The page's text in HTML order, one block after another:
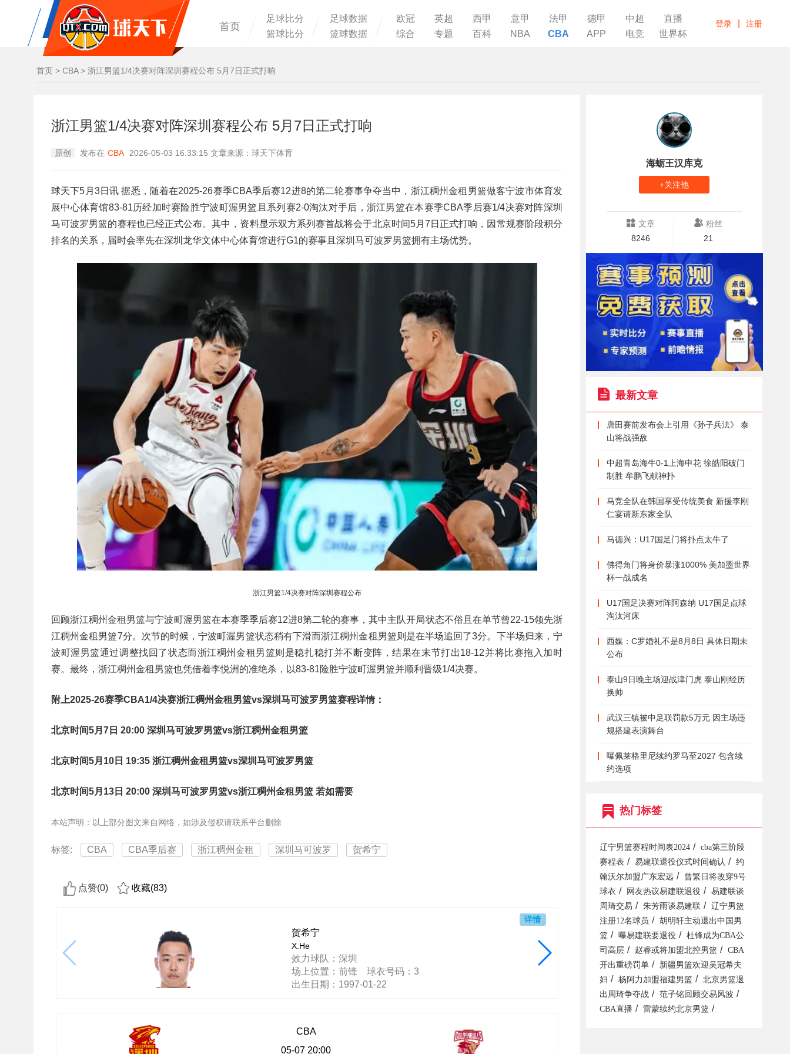
首页
足球比分
篮球比分
足球数据
篮球数据
欧冠 英超 西甲 意甲 法甲 德甲 中超
直播
综合
专题 百科 NBA CBA APP 电竞 世界杯
登录 注册
首页 > CBA> 浙江男篮1/4决赛对阵深圳赛程公布 5月7日正式打响
浙江男篮1/4决赛对阵深圳赛程公布 5月7日正式打响
原创 发布在 CBA 2026-05-03 16:33:15 文章来源：球天下体育
球天下5月3日讯 据悉，随着在2025-26赛季CBA季后赛12进8的第二轮赛事争夺当中，浙江稠州金租男篮做客宁波市体育发
展中心体育馆83-81历经加时赛险胜宁波町渥男篮且系列赛2-0淘汰对手后，浙江男篮在本赛季CBA季后赛1/4决赛对阵深圳
马可波罗男篮的赛程也已经正式公布。其中，资料显示双方系列赛首战将会于北京时间5月7日正式打响，因常规赛阶段积分
排名的关系，届时会率先在深圳龙华文体中心体育馆进行G1的赛事且深圳马可波罗男篮拥有主场优势。
浙江男篮1/4决赛对阵深圳赛程公布
回顾浙江稠州金租男篮与宁波町渥男篮在本赛季季后赛12进8第二轮的赛事，其中主队开局状态不俗且在单节曾22-15领先浙
江稠州金租男篮7分。次节的时候，宁波町渥男篮状态稍有下滑而浙江稠州金租男篮则是在半场追回了3分。下半场归来，宁
波町渥男篮通过调整找回了状态而浙江稠州金租男篮则是稳扎稳打并不断变阵，结果在末节打出18-12并将比赛拖入加时
赛。最终，浙江稠州金租男篮也凭借着李悦洲的准绝杀，以83-81险胜宁波町渥男篮并顺利晋级1/4决赛。
附上2025-26赛季CBA1/4决赛浙江稠州金租男篮vs深圳马可波罗男篮赛程详情：
北京时间5月7日 20:00 深圳马可波罗男篮vs浙江稠州金租男篮
北京时间5月10日 19:35 浙江稠州金租男篮vs深圳马可波罗男篮
北京时间5月13日 20:00 深圳马可波罗男篮vs浙江稠州金租男篮 若如需要
本站声明：以上部分图文来自网络，如涉及侵权请联系平台删除
标签: CBA CBA季后赛 浙江稠州金租 深圳马可波罗 贺希宁
点赞(0) 收藏(83)
详情
贺希宁
X.He
效力球队：深圳
场上位置：前锋 球衣号码：3
出生日期：1997-01-22
CBA
05-07 20:00
海蛎王汉库克
+关注他
文章
8246
粉丝
21
最新文章
唐田赛前发布会上引用《孙子兵法》 泰
山将战强敌
中超青岛海牛0-1上海申花 徐皓阳破门
制胜 牟鹏飞献神扑
马竞全队在韩国享受传统美食 新援李刚
仁宴请新东家全队
马德兴：U17国足门将扑点太牛了
佛得角门将身价暴涨1000% 美加墨世界
杯一战成名
U17国足决赛对阵阿森纳 U17国足点球
淘汰河床
西媒：C罗婚礼不是8月8日 具体日期未
公布
泰山9日晚主场迎战津门虎 泰山刚经历
换帅
武汉三镇被中足联罚款5万元 因主场违
规搭建表演舞台
曝佩莱格里尼续约罗马至2027 包含续
约选项
热门标签
辽宁男篮赛程时间表2024 /
cba第三阶段
赛程表 / 易建联退役仪式时间确认 /
约
翰沃尔加盟广东宏远 /
曾繁日将改穿9号
球衣 / 网友热议易建联退役 /
易建联谈
周琦交易 / 朱芳雨谈易建联 /
辽宁男篮
注册12名球员 /
胡明轩主动退出中国男
篮 / 曝易建联要退役 /
杜锋成为CBA公
司高层 / 赵睿或将加盟北控男篮 /
CBA
开出重磅罚单 /
新疆男篮欢迎吴冠希夫
妇 / 杨阿力加盟福建男篮 /
北京男篮退
出周琦争夺战 / 范子铭回顾交易风波 /
CBA直播 / 雷蒙续约北京男篮 /